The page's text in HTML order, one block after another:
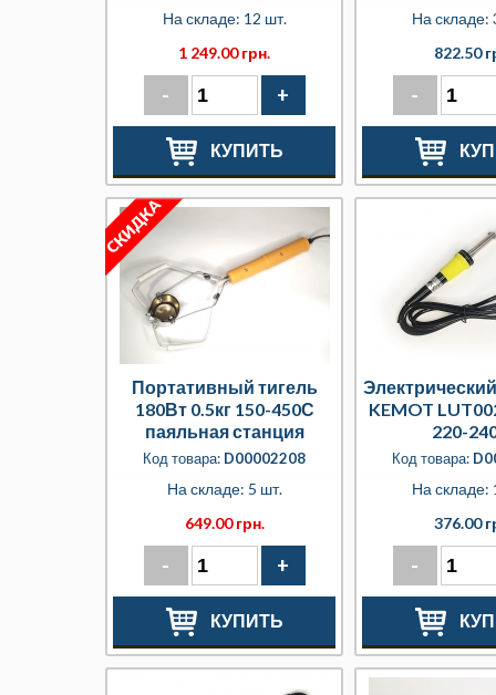
На складе: 12 шт.
1 249.00 грн.
- +
КУПИТЬ
На складе:
822.50
-
Портативный тигель
180Вт 0.5кг 150-450С
паяльная станция
Код товара: D00002208
На складе: 5 шт.
649.00 грн.
- +
КУПИТЬ
KEMOT
220-
Код товара:
На складе:
376.00
-